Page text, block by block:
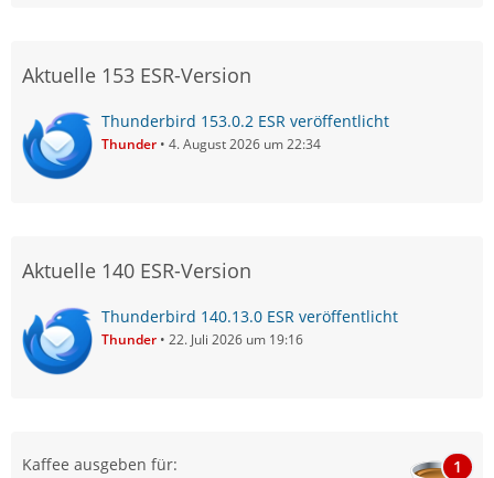
Aktuelle 153 ESR-Version
Thunderbird 153.0.2 ESR veröffentlicht
Thunder 4. August 2026 um 22:34
Aktuelle 140 ESR-Version
Thunderbird 140.13.0 ESR veröffentlicht
Thunder 22. Juli 2026 um 19:16
Kaffee ausgeben für: 1